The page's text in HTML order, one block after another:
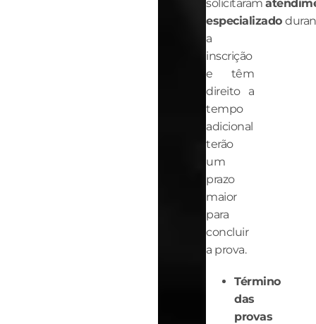
solicitaram
especializado
a
inscrição
e têm
direito a
tempo
adicional
terão
um
prazo
maior
para
concluir
a prova.
Término
das
provas